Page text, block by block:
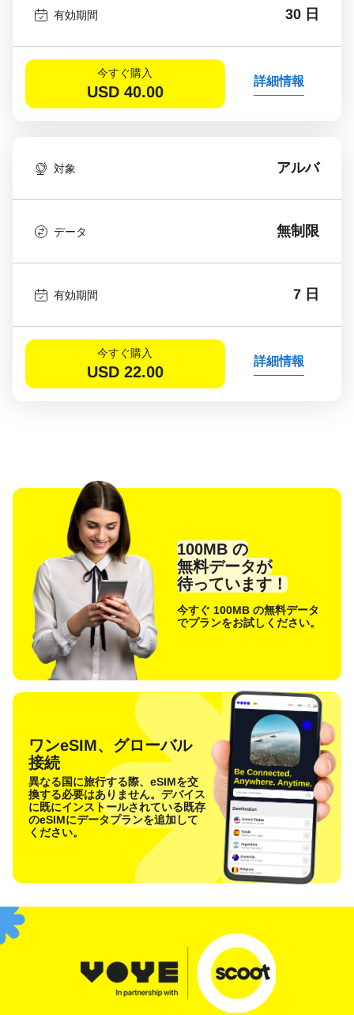
有効期間 30 日
今すぐ購入
USD 40.00
詳細情報
対象 アルバ
データ 無制限
有効期間 7 日
今すぐ購入
USD 22.00
詳細情報
100MB の
無料データが
待っています！
今すぐ 100MB の無料データ
でプランをお試しください。
ワンeSIM、グローバル
接続
異なる国に旅行する際、eSIMを交
換する必要はありません。デバイス
に既にインストールされている既存
のeSIMにデータプランを追加して
ください。